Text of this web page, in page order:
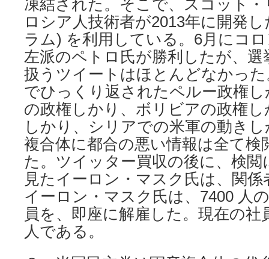
凍結された。そこで、スコット
ロシア人技術者が2013年に開発
ラム) を利用している。6月にコ
左派のペトロ氏が勝利したが、
扱うツイートはほとんどなかっ
でひっくり返されたペルー政権
の政権しかり、ボリビアの政権
しかり、シリアでの米軍の動き
複合体に都合の悪い情報は全て検
た。ツイッター買収の後に、検閲
見たイーロン・マスク氏は、関
イーロン・マスク氏は、7400 人
員を、即座に解雇した。現在の社
人である。